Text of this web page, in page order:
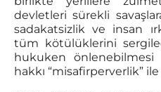
devletleri sürekli
sadakatsizlik ve insan
tüm kötülüklerini
hukuken önlenebilmesi
hakkı “misafirperverlik” ile